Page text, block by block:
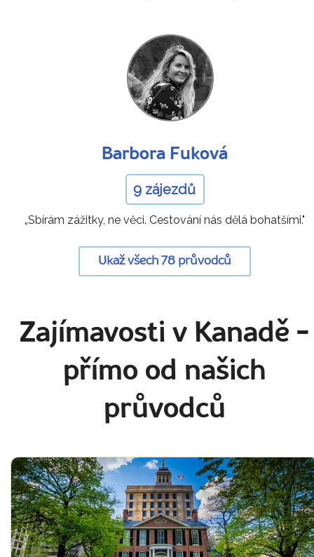
Barbora Fuková
9 zájezdů
„Sbírám zážitky, ne věci. Cestování nás dělá bohatšími."
Ukaž všech 78 průvodců
Zajímavosti v Kanadě -
přímo od našich
průvodců